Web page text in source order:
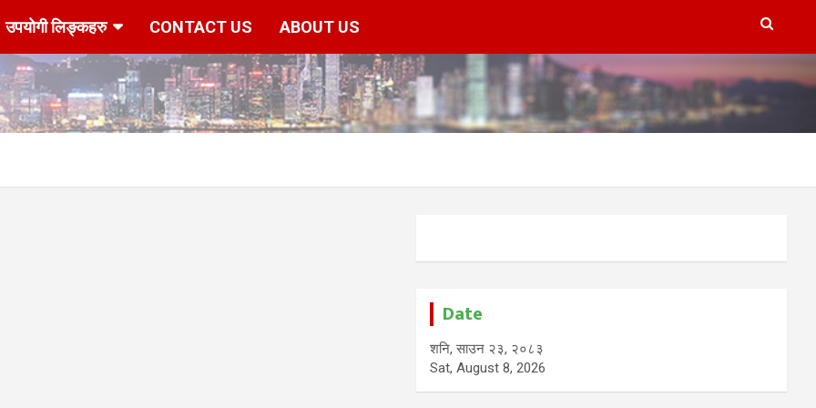
उपयोगी लिङ्कहरु CONTACT US ABOUT US
Date
शनि, साउन २३, २०८३
Sat, August 8, 2026